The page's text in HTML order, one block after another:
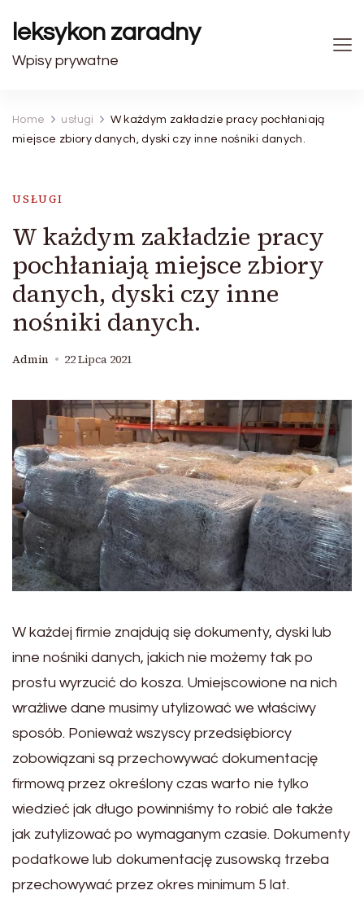
leksykon zaradny
Wpisy prywatne
Home usługi
W każdym zakładzie pracy pochłaniają
miejsce zbiory danych, dyski czy inne nośniki danych.
USŁUGI
W każdym zakładzie pracy
pochłaniają miejsce zbiory
danych, dyski czy inne
nośniki danych.
Admin 22 Lipca 2021
W każdej firmie znajdują się dokumenty, dyski lub
inne nośniki danych, jakich nie możemy tak po
prostu wyrzucić do kosza. Umiejscowione na nich
wrażliwe dane musimy utylizować we właściwy
sposób. Ponieważ wszyscy przedsiębiorcy
zobowiązani są przechowywać dokumentację
firmową przez określony czas warto nie tylko
wiedzieć jak długo powinniśmy to robić ale także
jak zutylizować po wymaganym czasie. Dokumenty
podatkowe lub dokumentację zusowską trzeba
przechowywać przez okres minimum 5 lat.